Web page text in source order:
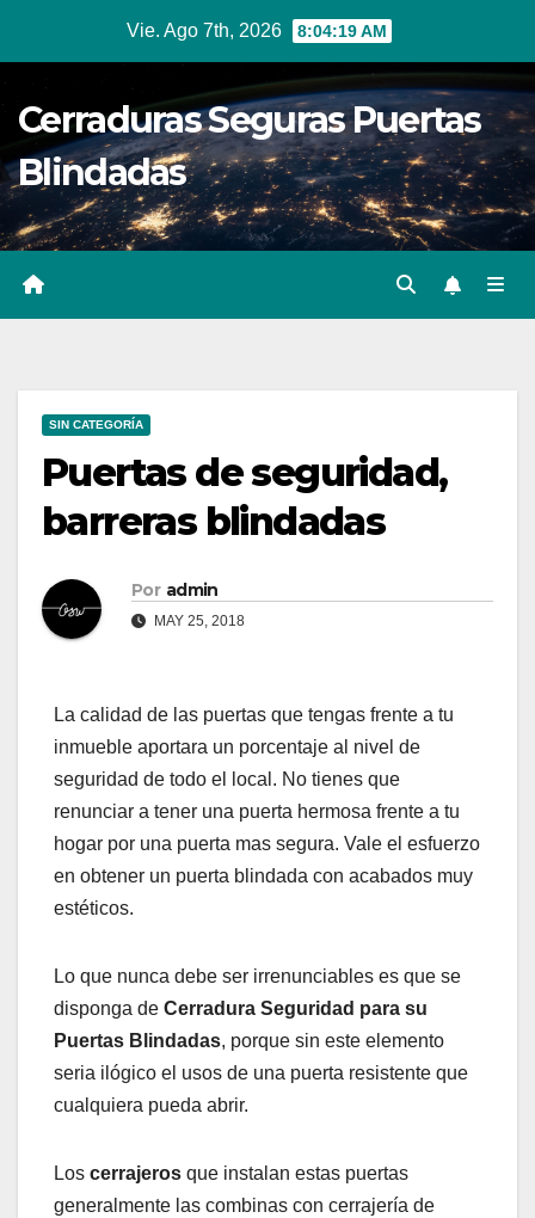
contenido
Vie. Ago 7th, 2026 8:04:20 AM
Cerraduras Seguras Puertas
Blindadas
SIN CATEGORÍA
Puertas de seguridad,
barreras blindadas
Por admin
MAY 25, 2018
La calidad de las puertas que tengas frente a tu
inmueble aportara un porcentaje al nivel de
seguridad de todo el local. No tienes que
renunciar a tener una puerta hermosa frente a tu
hogar por una puerta mas segura. Vale el esfuerzo
en obtener un puerta blindada con acabados muy
estéticos.
Lo que nunca debe ser irrenunciables es que se
disponga de Cerradura Seguridad para su
Puertas Blindadas, porque sin este elemento
seria ilógico el usos de una puerta resistente que
cualquiera pueda abrir.
Los cerrajeros que instalan estas puertas
generalmente las combinas con cerrajería de